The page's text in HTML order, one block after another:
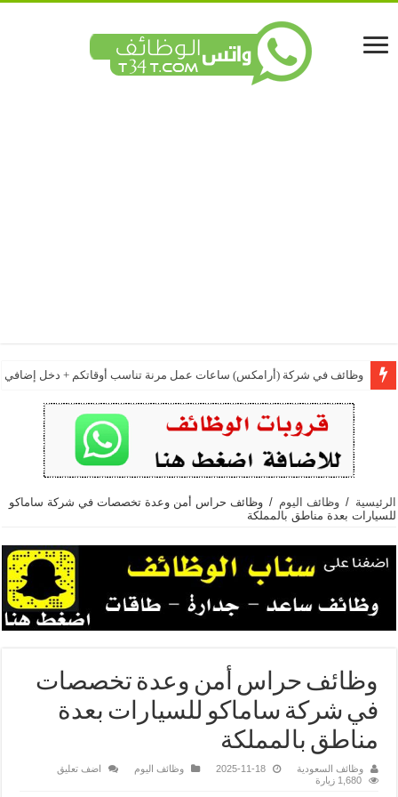
وظائف في شركة (أرامكس) ساعات عمل مرنة تناسب أوقاتكم + دخل إضافي
الرئيسية / وظائف اليوم / وظائف حراس أمن وعدة تخصصات في شركة ساماكو
للسيارات بعدة مناطق بالمملكة
وظائف حراس أمن وعدة تخصصات
في شركة ساماكو للسيارات بعدة
مناطق بالمملكة
وظائف السعودية 2025-11-18 وظائف اليوم
اضف تعليق
1,680 زيارة